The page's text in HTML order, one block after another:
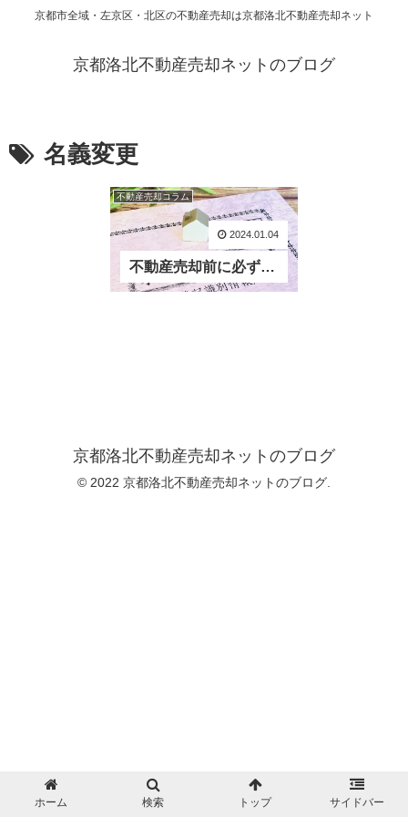
京都市全域・左京区・北区の不動産売却は京都洛北不動産売却ネット
京都洛北不動産売却ネットのブログ
名義変更
不動産売却コラム
不動産売却前に必ず名義確認を！不動産売却時の名義変更について
2024.01.04
京都洛北不動産売却ネットのブログ
© 2022 京都洛北不動産売却ネットのブログ.
ホーム 検索 トップ サイドバー